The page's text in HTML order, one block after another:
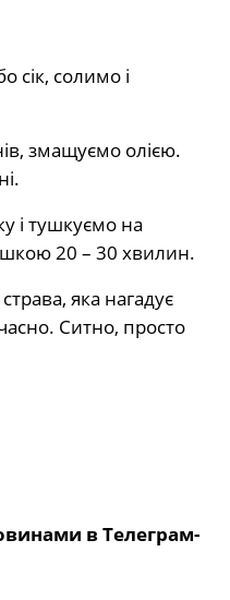
сік, солимо і
змащуємо олією.
і тушкуємо на
20 – 30 хвилин.
яка нагадує
Ситно, просто
в Телеграм-